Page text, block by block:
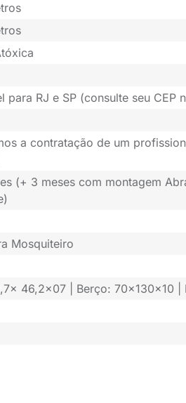
para RJ e SP (consulte seu CEP
a contratação de um
(+ 3 meses com montagem
Mosquiteiro
46,2x07 | Berço: 70x130x10 |